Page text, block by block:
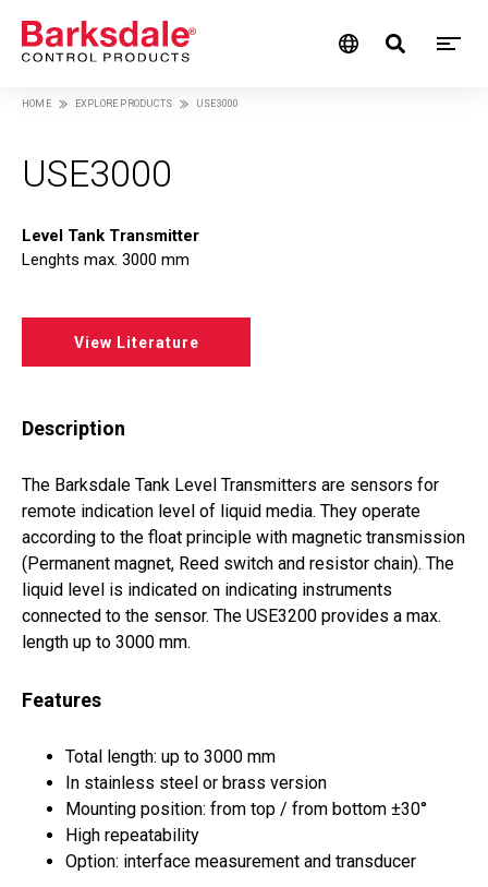
Skip
content
HOME EXPLORE PRODUCTS USE3000
USE3000
Level Tank Transmitter
Lenghts max. 3000 mm
View Literature
Description
The Barksdale Tank Level Transmitters are sensors for
remote indication level of liquid media. They operate
according to the float principle with magnetic transmission
(Permanent magnet, Reed switch and resistor chain). The
liquid level is indicated on indicating instruments
connected to the sensor. The USE3200 provides a max.
length up to 3000 mm.
Features
Total length: up to 3000 mm
In stainless steel or brass version
Mounting position: from top / from bottom ±30°
High repeatability
Option: interface measurement and transducer